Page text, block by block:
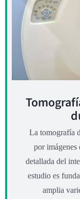
La tomografía
por imágenes
detallada del
estudio es
amplia